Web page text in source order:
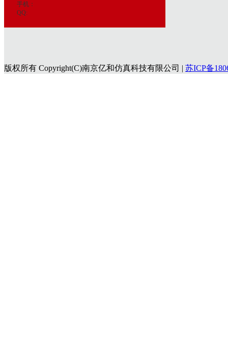
手机：
QQ:
版权所有 Copyright(C)南京亿和仿真科技有限公司 | 苏ICP备